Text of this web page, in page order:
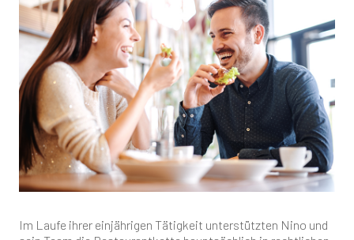
Im Laufe ihrer einjährigen Tätigkeit unterstützten Nino und